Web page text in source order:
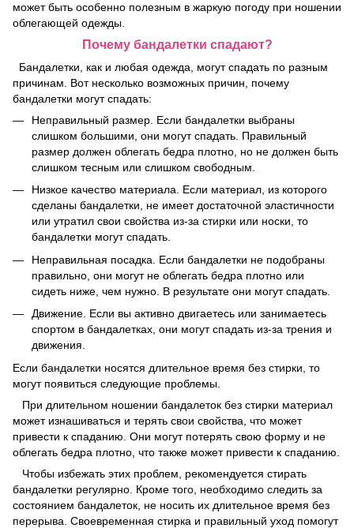
может быть особенно полезным в жаркую погоду при ношении
облегающей одежды.
Почему бандалетки спадают?
Бандалетки, как и любая одежда, могут спадать по разным
причинам. Вот несколько возможных причин, почему
бандалетки могут спадать:
Неправильный размер. Если бандалетки выбраны
слишком большими, они могут спадать. Правильный
размер должен облегать бедра плотно, но не должен быть
слишком тесным или слишком свободным.
Низкое качество материала. Если материал, из которого
сделаны бандалетки, не имеет достаточной эластичности
или утратил свои свойства из-за стирки или носки, то
бандалетки могут спадать.
Неправильная посадка. Если бандалетки не подобраны
правильно, они могут не облегать бедра плотно или
сидеть ниже, чем нужно. В результате они могут спадать.
Движение. Если вы активно двигаетесь или занимаетесь
спортом в бандалетках, они могут спадать из-за трения и
движения.
Если бандалетки носятся длительное время без стирки, то
могут появиться следующие проблемы.
При длительном ношении бандалеток без стирки материал
может изнашиваться и терять свои свойства, что может
привести к спаданию. Они могут потерять свою форму и не
облегать бедра плотно, что также может привести к спаданию.
Чтобы избежать этих проблем, рекомендуется стирать
бандалетки регулярно. Кроме того, необходимо следить за
состоянием бандалеток, не носить их длительное время без
перерыва. Своевременная стирка и правильный уход помогут